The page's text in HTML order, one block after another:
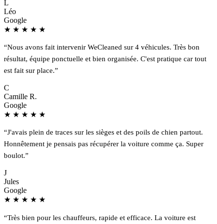
L
Léo
Google
★ ★ ★ ★ ★
“Nous avons fait intervenir WeCleaned sur 4 véhicules. Très bon
résultat, équipe ponctuelle et bien organisée. C'est pratique car tout
est fait sur place.”
C
Camille R.
Google
★ ★ ★ ★ ★
“J'avais plein de traces sur les sièges et des poils de chien partout.
Honnêtement je pensais pas récupérer la voiture comme ça. Super
boulot.”
J
Jules
Google
★ ★ ★ ★ ★
“Très bien pour les chauffeurs, rapide et efficace. La voiture est